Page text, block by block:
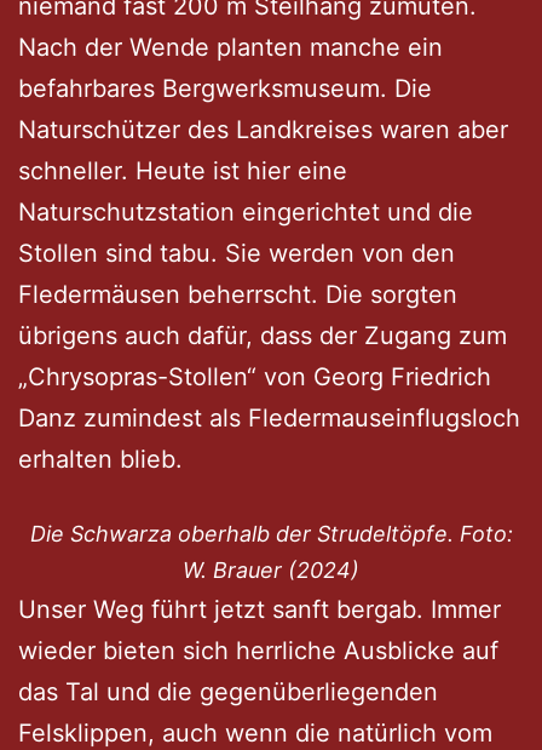
Nach der Wende planten manche ein
befahrbares Bergwerksmuseum. Die
Naturschützer des Landkreises waren aber
schneller. Heute ist hier eine
Naturschutzstation eingerichtet und die
Stollen sind tabu. Sie werden von den
Fledermäusen beherrscht. Die sorgten
übrigens auch dafür, dass der Zugang zum
„Chrysopras-Stollen“ von Georg Friedrich
Danz zumindest als Fledermauseinflugsloch
erhalten blieb.
Die Schwarza oberhalb der Strudeltöpfe. Foto:
W. Brauer (2024)
Unser Weg führt jetzt sanft bergab. Immer
wieder bieten sich herrliche Ausblicke auf
das Tal und die gegenüberliegenden
Felsklippen, auch wenn die natürlich vom